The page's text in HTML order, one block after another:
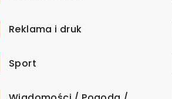
Reklama i druk
Sport